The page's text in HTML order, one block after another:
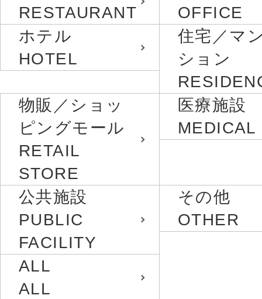
RESTAURANT
OFFICE
ホテル
HOTEL
住宅／マ
ション
物販／ショッ
ピングモール
RETAIL
STORE
医療施設
MEDICAL
公共施設
PUBLIC
FACILITY
その他
OTHER
ALL
ALL